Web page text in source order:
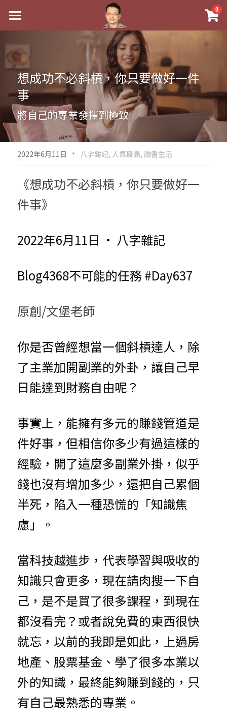
0
最新消息
實體經營
祖傳命理
手工印鑑
課程介紹
五行八字學
後天派陽宅
Blog
黃金會員專區
八字雜記
心靈成長
站長精選
臉書生活
試閱專區
Podcast聽書
團隊訓練營
陽宅視頻
線上直播
線上學苑
八字初階班1
八字進階班
八字中階班
五人實戰班
五行計算初階班
五行計算高階班
團隊訓練營
命理商城
《十神高階實戰錄》完整典藏版
科學八字推理PDF
小兒命名
科學八字推理1
科學八字推理2
科學八字輕鬆學
輕鬆學會科學八字推理
與我預約
批命預約
常見問題
FB粉絲頁
登錄/註冊
繁體中文
繁體中文
0938617837
support@p8zicourse.com
五行八字線上班
想成功不必斜槓，你只要做好一件
事
將自己的專業發揮到極致
2022年6月11日 · 八字雜記, 人氣最高, 臉書生活
《想成功不必斜槓，你只要做好一
件事》
2022年6月11日 · 八字雜記
Blog4368不可能的任務 #Day637
原創/文堡老師
你是否曾經想當一個斜槓達人，除
了主業加開副業的外卦，讓自己早
日能達到財務自由呢？
事實上，能擁有多元的賺錢管道是
件好事，但相信你多少有過這樣的
經驗，開了這麼多副業外掛，似乎
錢也沒有增加多少，還把自己累個
半死，陷入一種恐慌的「知識焦
慮」。
當科技越進步，代表學習與吸收的
知識只會更多，現在請肉搜一下自
己，是不是買了很多課程，到現在
都沒看完？或者說免費的東西很快
就忘，以前的我即是如此，上過房
地產、股票基金、學了很多本業以
外的知識，最終能夠賺到錢的，只
有自己最熟悉的專業。
×
商品分類
科學八字推理PDF
《十神高階實戰錄》完整典藏版
1美元超值PDF
小兒命名